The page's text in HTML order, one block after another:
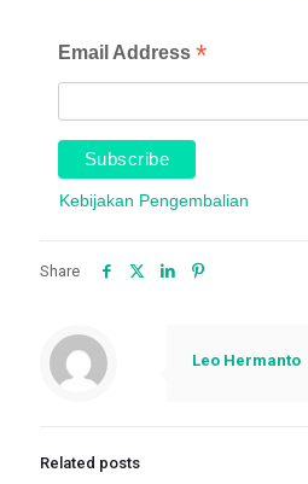
Email Address*
Kebijakan Pengembalian
Share
Leo Hermanto
Related posts